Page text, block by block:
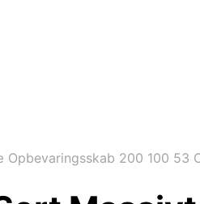
200 100 53